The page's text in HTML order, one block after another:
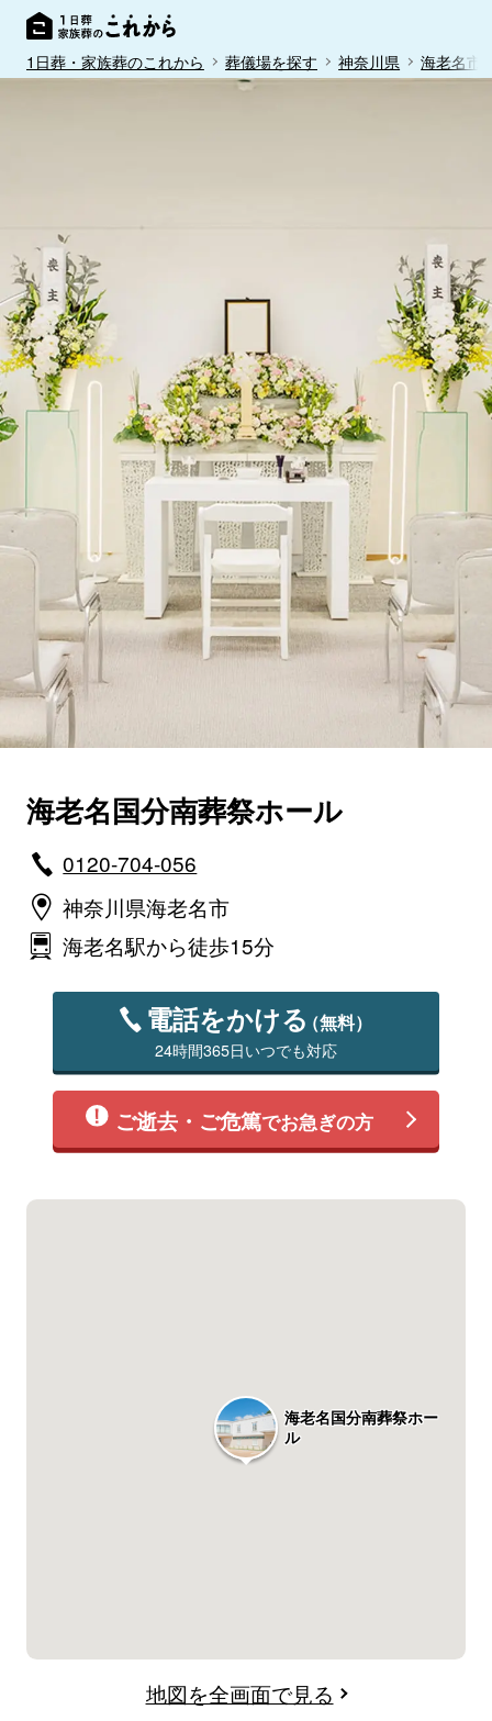
1日葬・家族葬のこれから 葬儀場を探す 神奈川県 海老名市
海老名国分南葬祭ホール
0120-704-056
神奈川県海老名市
海老名駅から徒歩15分
電話をかける（無料）
24時間365日いつでも対応
ご逝去・ご危篤でお急ぎの方
海老名国分南葬祭ホー
ル
地図を全画面で見る